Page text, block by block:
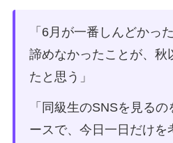
「6月が一番しんどかっ
諦めなかったことが、秋
たと思う」
「同級生のSNSを見る
ースで、今日一日だけを